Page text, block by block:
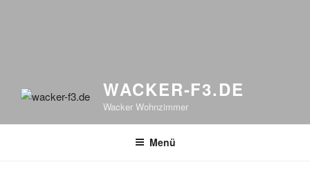
WACKER-F3.DE
Wacker Wohnzimmer
Menü